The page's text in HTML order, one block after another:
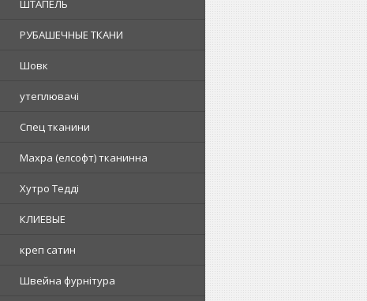
ШТАПЕЛЬ
РУБАШЕЧНЫЕ ТКАНИ
Шовк
утеплювачі
Спец тканини
Махра (елсофт) тканинна
Хутро Тедді
КЛИЕВЫЕ
креп сатин
Швейна фурнітура